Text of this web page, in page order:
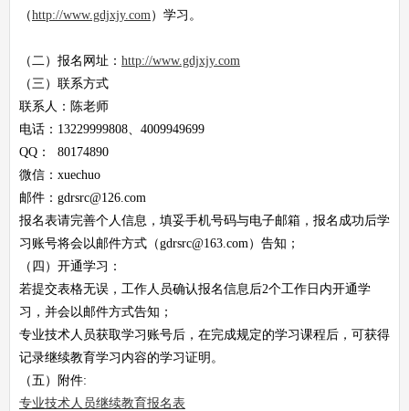
（http://www.gdjxjy.com ）学习。
（二）报名网址： http://www.gdjxjy.com
（三）联系方式
联系人：陈老师
电话：13229999808、4009949699
QQ： 80174890
微信：xuechuo
邮件：gdrsrc@126.com
报名表请完善个人信息，填妥手机号码与电子邮箱，报名成功后学
习账号将会以邮件方式（gdrsrc@163.com）告知；
（四）开通学习：
若提交表格无误，工作人员确认报名信息后2个工作日内开通学
习，并会以邮件方式告知；
专业技术人员获取学习账号后，在完成规定的学习课程后，可获得
记录继续教育学习内容的学习证明。
（五）附件:
专业技术人员继续教育报名表